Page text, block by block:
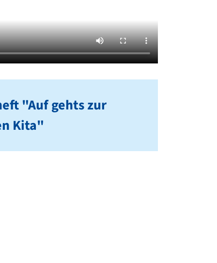
"Auf gehts zur
Kita"